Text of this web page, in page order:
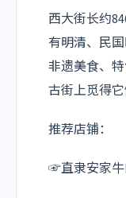
西大街长约
有明清、民
非遗美食、
古街上觅得它
推荐店铺：
☞直隶安家牛